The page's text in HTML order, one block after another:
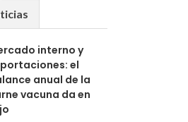
interno y
el
anual de la
vacuna da en